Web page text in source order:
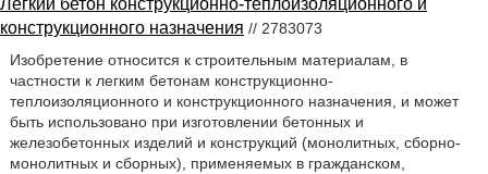
Легкий бетон конструкционно-теплоизоляционного и
конструкционного назначения // 2783073
Изобретение относится к строительным материалам, в
частности к легким бетонам конструкционно-
теплоизоляционного и конструкционного назначения, и может
быть использовано при изготовлении бетонных и
железобетонных изделий и конструкций (монолитных, сборно-
монолитных и сборных), применяемых в гражданском,